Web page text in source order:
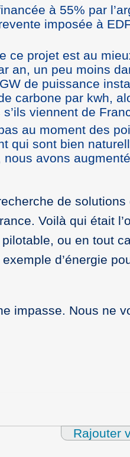
à 55% par
imposée à
ce projet est au
an, un peu moins
de puissance
carbone par kwh,
viennent de
au moment des
qui sont bien
avons
de
Voilà qui était
ou en tout
d’énergie
impasse. Nous ne
Rajouter